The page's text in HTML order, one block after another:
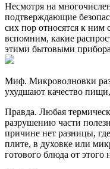
Несмотря на
подтверждающие
сих пор относятся к ним
вспомним, какие
этими бытовыми
Миф. Микроволновки
ухудшают качество
Правда. Любая
разрушению части
причине нет разницы,
плите, в духовке или
готового блюда от этого